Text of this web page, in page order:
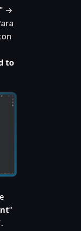
" →
to
"